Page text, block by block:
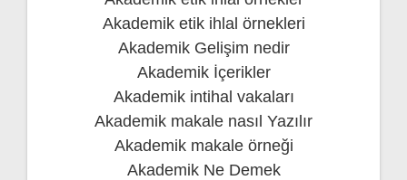
Akademik etik ihlal örnekleri
Akademik Gelişim nedir
Akademik İçerikler
Akademik intihal vakaları
Akademik makale nasıl Yazılır
Akademik makale örneği
Akademik Ne Demek